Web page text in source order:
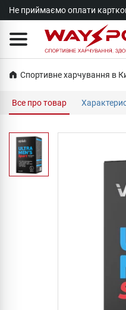
Не приймаємо оплати
Спортивне харчування в
Все про товар